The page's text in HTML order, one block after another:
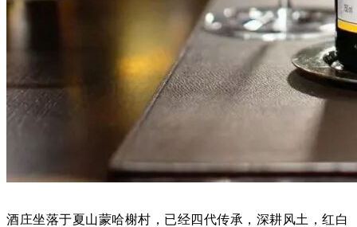
酒庄坐落于夏山蒙哈榭村， 已经四代传承，深耕风土，红白